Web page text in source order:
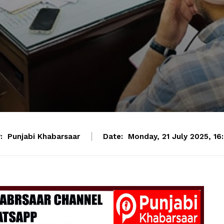
Punjabi Khabarsaar Date: Monday, 21 July 2025,